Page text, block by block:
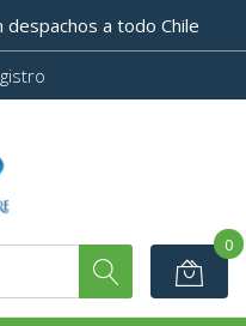
despachos a todo Chile
0